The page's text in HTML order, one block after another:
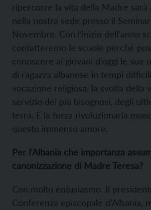
ripercorre la vita della Madre sarà
nella nostra sede presso il
Novembre. Con l’inizio dell’anno
contatteremo le scuole perchè
conoscere ai giovani d’oggi le sue
di ragazza albanese in tempi
vocazione religiosa, la svolta della
servizio dei più bisognosi, degli
terra. E la forza rivoluzionaria
questo immenso amore.
Per l'Albania che importanza
canonizzazione di Madre Teresa?
Con molto entusiasmo. Il
Conferenza episcopale d’Albania,